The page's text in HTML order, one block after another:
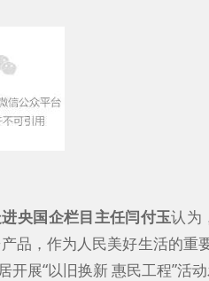
央国企栏目主任闫付玉认为
产品，作为人民美好生活的
展“以旧换新 惠民工程”活动发